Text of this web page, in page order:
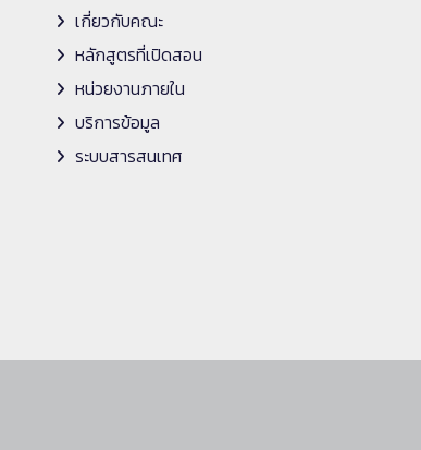
เกี่ยวกับคณะ
หลักสูตรที่เปิดสอน
หน่วยงานภายใน
บริการข้อมูล
ระบบสารสนเทศ